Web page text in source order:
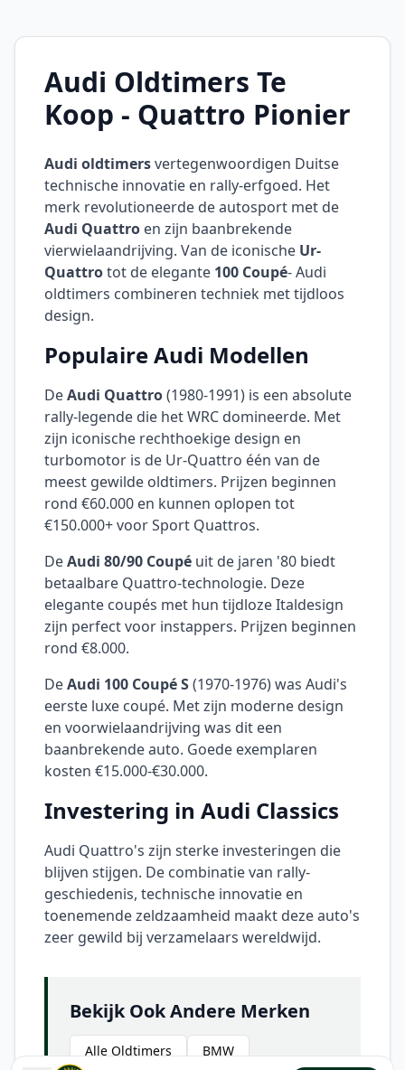
Audi Oldtimers Te
Koop - Quattro Pionier
Audi oldtimersvertegenwoordigen Duitse
technische innovatie en rally-erfgoed. Het
merk revolutioneerde de autosport met de
Audi Quattro en zijn baanbrekende
vierwielaandrijving. Van de iconische Ur-
Quattrotot de elegante 100 Coupé- Audi
oldtimers combineren techniek met tijdloos
design.
Populaire Audi Modellen
DeAudi Quattro(1980-1991) is een absolute
rally-legende die het WRC domineerde. Met
zijn iconische rechthoekige design en
turbomotor is de Ur-Quattro één van de
meest gewilde oldtimers. Prijzen beginnen
rond €60.000 en kunnen oplopen tot
€150.000+ voor Sport Quattros.
DeAudi 80/90 Coupé uit de jaren '80 biedt
betaalbare Quattro-technologie. Deze
elegante coupés met hun tijdloze Italdesign
zijn perfect voor instappers. Prijzen beginnen
rond €8.000.
DeAudi 100 Coupé S(1970-1976) was Audi's
eerste luxe coupé. Met zijn moderne design
en voorwielaandrijving was dit een
baanbrekende auto. Goede exemplaren
kosten €15.000-€30.000.
Investering in Audi Classics
Audi Quattro's zijn sterke investeringen die
blijven stijgen. De combinatie van rally-
geschiedenis, technische innovatie en
toenemende zeldzaamheid maakt deze auto's
zeer gewild bij verzamelaars wereldwijd.
Bekijk Ook Andere Merken
Alle Oldtimers BMW